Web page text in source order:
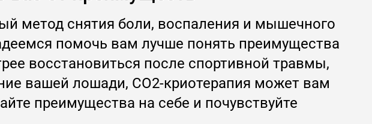
метод снятия боли, воспаления и мышечного
помочь вам лучше понять преимущества
восстановиться после спортивной травмы,
вашей лошади, CO2-криотерапия может вам
преимущества на себе и почувствуйте